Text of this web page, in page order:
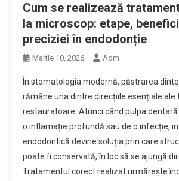
Cum se realizează
la microscop: etape,
preciziei în endodonție
Martie 10, 2026 Adm
În stomatologia modernă, păstrarea
rămâne una dintre direcțiile esențiale
restauratoare. Atunci când pulpa
o inflamație profundă sau de o infecție,
endodontică devine soluția prin care
poate fi conservată, în loc să se ajungă
Tratamentul corect realizat urmărește